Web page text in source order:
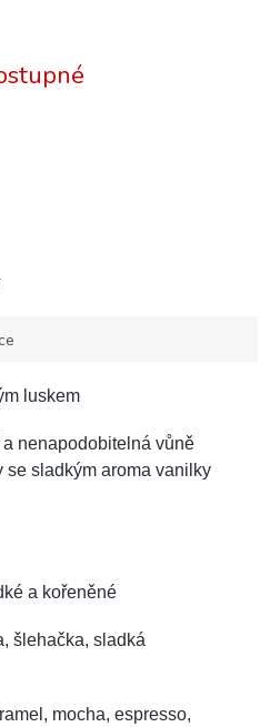
luskem
nenapodobitelná vůně
se sladkým aroma vanilky
a kořeněné
šlehačka, sladká
mocha, espresso,